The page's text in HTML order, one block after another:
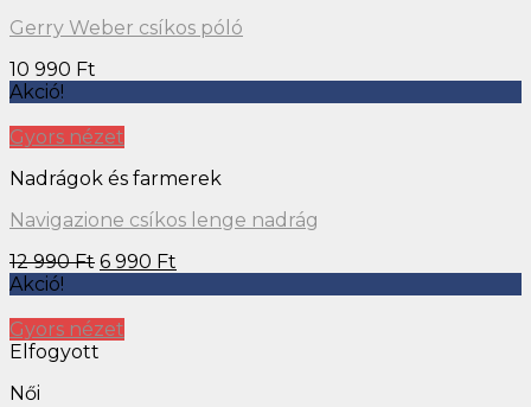
Gerry Weber csíkos póló
10 990 Ft
Akció!
Gyors nézet
Nadrágok és farmerek
Navigazione csíkos lenge nadrág
12 990Ft 6 990 Ft
Akció!
Gyors nézet
Elfogyott
Női